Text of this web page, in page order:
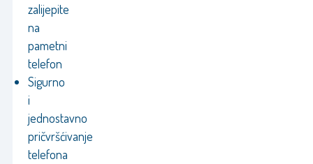
zalijepite
na
pametni
telefon
Sigurno
i
jednostavno
pričvršćivanje
telefona